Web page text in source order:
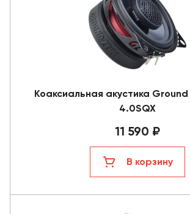
Коаксиальная акустика Ground
4.0SQX
11 590 ₽
В корзину